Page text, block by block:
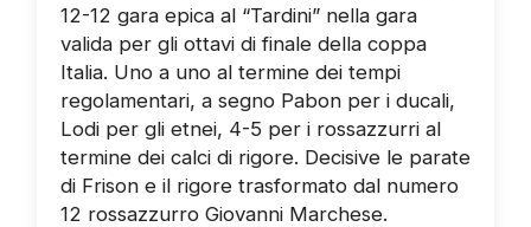
12-12 gara epica al “Tardini” nella gara
valida per gli ottavi di finale della coppa
Italia. Uno a uno al termine dei tempi
regolamentari, a segno Pabon per i ducali,
Lodi per gli etnei, 4-5 per i rossazzurri al
termine dei calci di rigore. Decisive le parate
di Frison e il rigore trasformato dal numero
12 rossazzurro Giovanni Marchese.